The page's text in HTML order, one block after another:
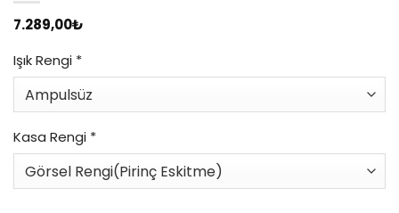
7.289,00₺
Işık Rengi *
Kasa Rengi *